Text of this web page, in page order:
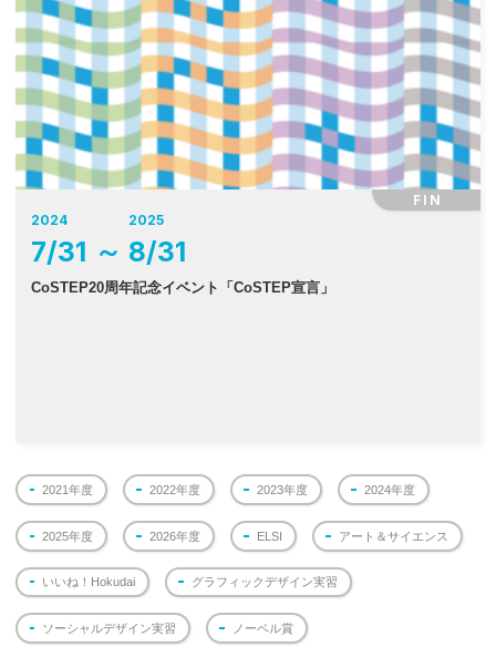
FIN
2024
7/31 ～
2025
8/31
CoSTEP20周年記念イベント「CoSTEP宣言」
2021年度 2022年度 2023年度 2024年度
2025年度 2026年度 ELSI アート＆サイエンス
いいね！Hokudai グラフィックデザイン実習
ソーシャルデザイン実習 ノーベル賞